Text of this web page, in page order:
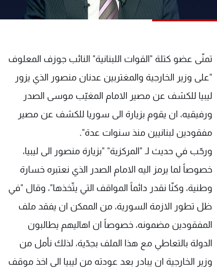
تمنّى عضو كتلة "القوات اللبنانية" النائب جوزف المعلوف
"على وزير الخارجية والمغتربين عدنان منصور الذي يزور
ليبيا للكشف عن مصير الامام المغيّب موسى الصدر
ورفيقيه، ان يقوم بزيارة الى سوريا للكشف عن مصير
مفقودين لبنانيين منذ سنوات عدة".
ورحّب في حديث لـ "المركزية" "بزيارة منصور الى ليبيا،
خصوصاً لما يرمز اليه الامام الصدر الذي نعتبره خسارة
وطنية، وكنّا نقدر دائماً المواقف التي يتّخذها"، وقال "في
ظل تطور الازمة السورية، من الممكن ان يفقد ملف
المفقودين مضمونه، خصوصاً ان اهاليهم يطالبون
الدولة بالتعاطي مع هذا الملف بجدّية، لذلك نأمل من
وزير الخارجية ان يبادر بعد عودته من ليبيا الى اخذ موقف
شاهد البرامج
الترددات
عن MTV
الإنـتـاج
لاعلاناتكم
وظائف
تواصل معنا
شروط الإسـتخدام